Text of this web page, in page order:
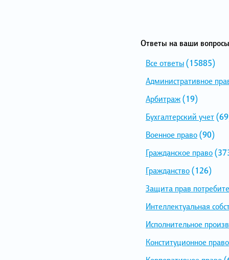
Ответы на ваши
Все ответы(15885)
Административное
Арбитраж(19)
Бухгалтерский учет
Военное право(90)
Гражданское право
Гражданство(126)
Защита прав
Интеллектуальная
Исполнительное
Конституционное право